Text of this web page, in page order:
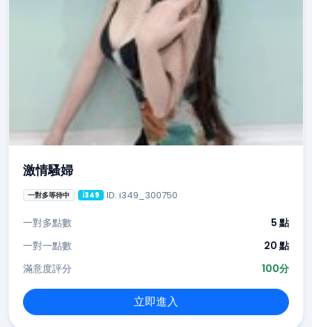
激情騷婦
一對多等待中 i349 ID: i349_300750
一對多點數
5 點
一對一點數
20 點
滿意度評分
100分
立即進入